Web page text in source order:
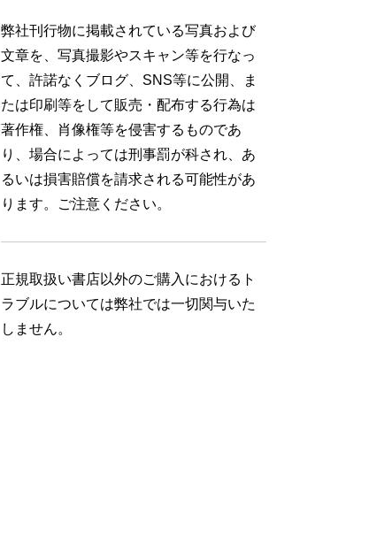
弊社刊行物に掲載されている写真および
文章を、写真撮影やスキャン等を行なっ
て、許諾なくブログ、SNS等に公開、ま
たは印刷等をして販売・配布する行為は
著作権、肖像権等を侵害するものであ
り、場合によっては刑事罰が科され、あ
るいは損害賠償を請求される可能性があ
ります。ご注意ください。
正規取扱い書店以外のご購入におけるト
ラブルについては弊社では一切関与いた
しません。